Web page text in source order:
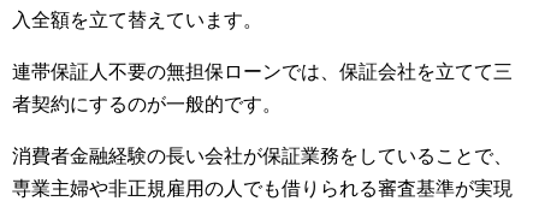
入全額を立て替えています。
連帯保証人不要の無担保ローンでは、保証会社を立てて三
者契約にするのが一般的です。
消費者金融経験の長い会社が保証業務をしていることで、
専業主婦や非正規雇用の人でも借りられる審査基準が実現